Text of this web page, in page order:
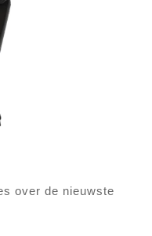
over de nieuwste